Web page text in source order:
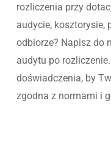
rozliczenia przy
audycie, kosztorysie,
odbiorze? Napisz do
audytu po
doświadczenia, by
zgodna z normami i